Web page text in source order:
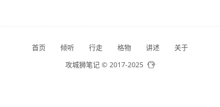
首页 倾听 行走 格物 讲述
关于
攻城狮笔记 © 2017-2025